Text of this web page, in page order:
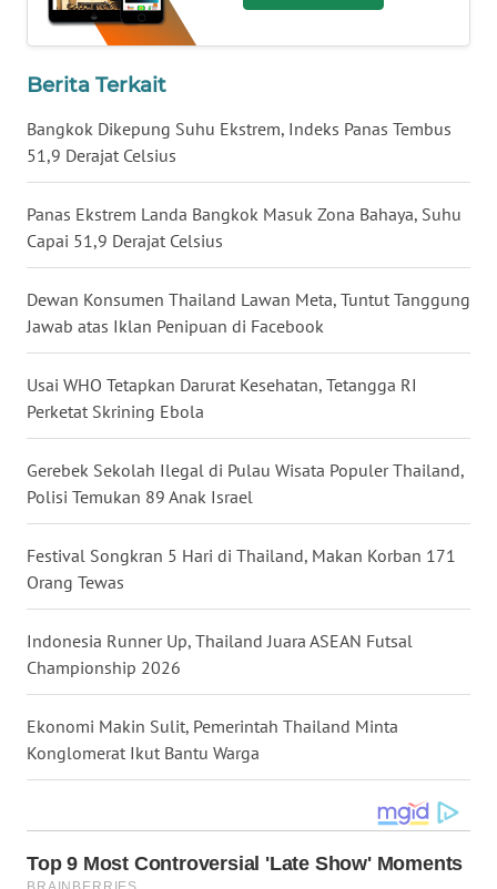
Berita Terkait
Bangkok Dikepung Suhu Ekstrem, Indeks Panas Tembus
51,9 Derajat Celsius
Panas Ekstrem Landa Bangkok Masuk Zona Bahaya, Suhu
Capai 51,9 Derajat Celsius
Dewan Konsumen Thailand Lawan Meta, Tuntut Tanggung
Jawab atas Iklan Penipuan di Facebook
Usai WHO Tetapkan Darurat Kesehatan, Tetangga RI
Perketat Skrining Ebola
Gerebek Sekolah Ilegal di Pulau Wisata Populer Thailand,
Polisi Temukan 89 Anak Israel
Festival Songkran 5 Hari di Thailand, Makan Korban 171
Orang Tewas
Indonesia Runner Up, Thailand Juara ASEAN Futsal
Championship 2026
Ekonomi Makin Sulit, Pemerintah Thailand Minta
Konglomerat Ikut Bantu Warga
WN
SUMBAR
SUMSEL
BENGKULU
WN
LAMPUNG
WN
JATENG
WN
NUSANTARA
WN
WN
KALBAR